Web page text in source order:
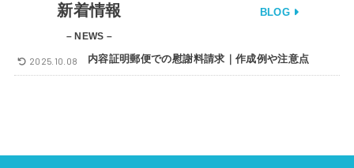
新着情報
– NEWS –
BLOG
内容証明郵便での慰謝料請求｜作成例や注意点
2025.10.08